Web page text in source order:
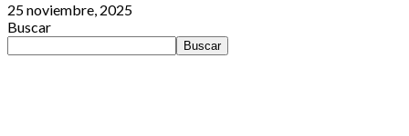
25 noviembre, 2025
Buscar
Buscar